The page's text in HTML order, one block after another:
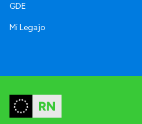
GDE
Mi Legajo